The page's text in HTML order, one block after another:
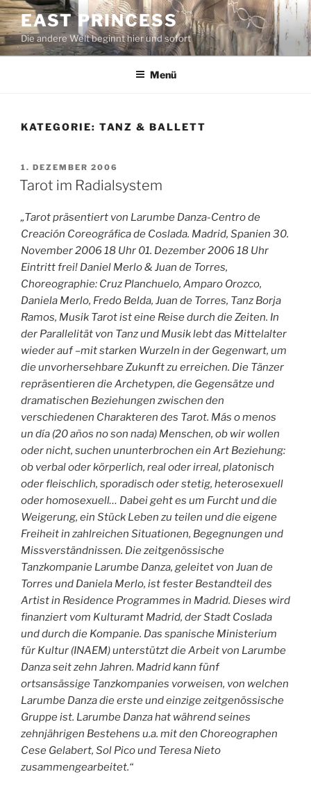
Zum
Inhalt
springen
EAST PRINCESS
Die andere Welt beginnt hier und sofort
Menü
KATEGORIE: TANZ & BALLETT
VERÖFFENTLICHT
AM
1. DEZEMBER 2006
Tarot im Radialsystem
„Tarot präsentiert von Larumbe Danza-Centro de
Creación Coreográfica de Coslada. Madrid, Spanien 30.
November 2006 18 Uhr 01. Dezember 2006 18 Uhr
Eintritt frei! Daniel Merlo & Juan de Torres,
Choreographie: Cruz Planchuelo, Amparo Orozco,
Daniela Merlo, Fredo Belda, Juan de Torres, Tanz Borja
Ramos, Musik Tarot ist eine Reise durch die Zeiten. In
der Parallelität von Tanz und Musik lebt das Mittelalter
wieder auf –mit starken Wurzeln in der Gegenwart, um
die unvorhersehbare Zukunft zu erreichen. Die Tänzer
repräsentieren die Archetypen, die Gegensätze und
dramatischen Beziehungen zwischen den
verschiedenen Charakteren des Tarot. Más o menos
un día (20 años no son nada) Menschen, ob wir wollen
oder nicht, suchen ununterbrochen ein Art Beziehung:
ob verbal oder körperlich, real oder irreal, platonisch
oder fleischlich, sporadisch oder stetig, heterosexuell
oder homosexuell… Dabei geht es um Furcht und die
Weigerung, ein Stück Leben zu teilen und die eigene
Freiheit in zahlreichen Situationen, Begegnungen und
Missverständnissen. Die zeitgenössische
Tanzkompanie Larumbe Danza, geleitet von Juan de
Torres und Daniela Merlo, ist fester Bestandteil des
Artist in Residence Programmes in Madrid. Dieses wird
finanziert vom Kulturamt Madrid, der Stadt Coslada
und durch die Kompanie. Das spanische Ministerium
für Kultur (INAEM) unterstützt die Arbeit von Larumbe
Danza seit zehn Jahren. Madrid kann fünf
ortsansässige Tanzkompanies vorweisen, von welchen
Larumbe Danza die erste und einzige zeitgenössische
Gruppe ist. Larumbe Danza hat während seines
zehnjährigen Bestehens u.a. mit den Choreographen
Cese Gelabert, Sol Pico und Teresa Nieto
zusammengearbeitet.“